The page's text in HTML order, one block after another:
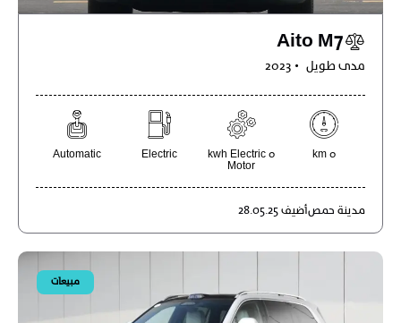
Aito M7
مدى طويل 2023
0 km
0 kwh Electric
Motor
Electric
Automatic
مدينة حمصأضيف 28.05.25
مبيعات